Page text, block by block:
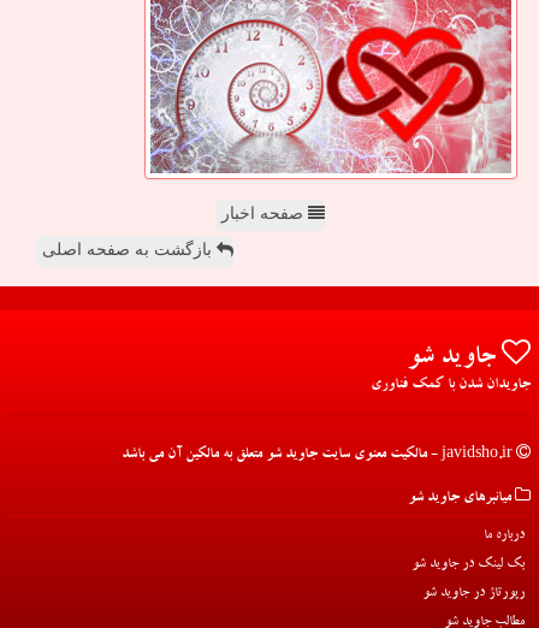
صفحه اخبار
بازگشت به صفحه اصلی
جاوید شو
جاویدان شدن با کمک فناوری
میانبرهای جاوید شو
درباره ما
بک لینک در جاوید شو
رپورتاژ در جاوید شو
مطالب جاوید شو